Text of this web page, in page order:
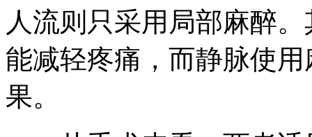
人流则只采用局部麻醉
能减轻疼痛，而静脉使
果。